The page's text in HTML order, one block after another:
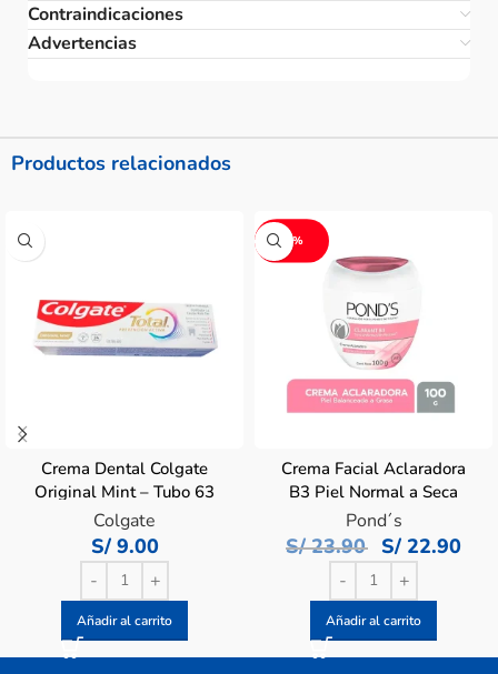
Contraindicaciones
Advertencias
Productos relacionados
Crema Dental Colgate
Original Mint – Tubo 63
ML
Colgate
S/9.00
Añadir al carrito
-4%
Crema Facial Aclaradora
B3 Piel Normal a Seca
Pond´s – Pote 100 G
Pond´s
S/23.90 S/ 22.90
Añadir al carrito